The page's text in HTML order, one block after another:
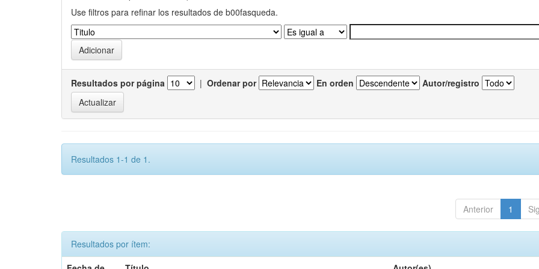
Use filtros para refinar los resultados de b00fasqueda.
Resultados por página | Ordenar por En orden Autor/registro
Resultados 1-1 de 1.
Anterior 1
Resultados por ítem: